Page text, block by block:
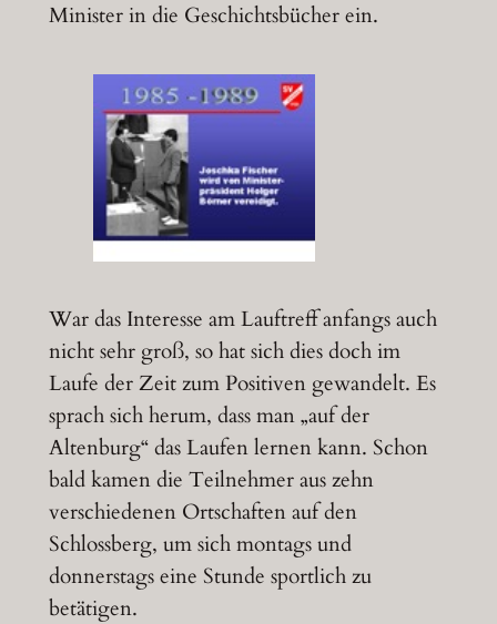
Minister in die Geschichtsbücher ein.
War das Interesse am Lauftreff anfangs auch
nicht sehr groß, so hat sich dies doch im
Laufe der Zeit zum Positiven gewandelt. Es
sprach sich herum, dass man „auf der
Altenburg“ das Laufen lernen kann. Schon
bald kamen die Teilnehmer aus zehn
verschiedenen Ortschaften auf den
Schlossberg, um sich montags und
donnerstags eine Stunde sportlich zu
betätigen.